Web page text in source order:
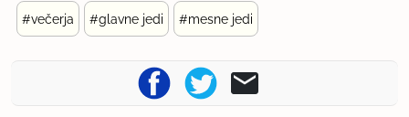
#večerja #glavne jedi #mesne jedi